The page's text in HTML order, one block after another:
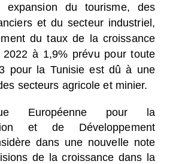
expansion du tourisme, des
et du secteur industriel,
du taux de la croissance
à 1,9% prévu pour toute
pour la Tunisie est dû à une
secteurs agricole et minier.
Européenne pour la
et de Développement
dans une nouvelle note
de la croissance dans la